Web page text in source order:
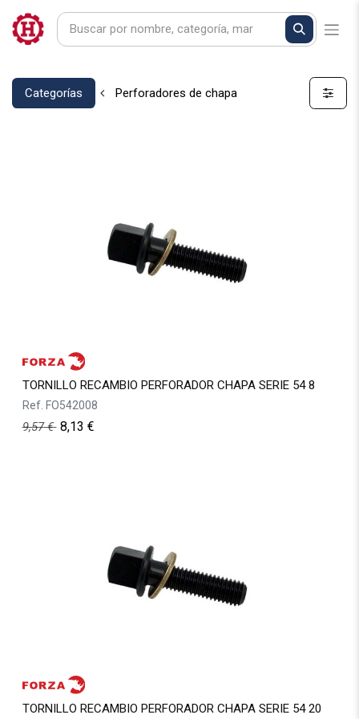
Categorías Perforadores de chapa
TORNILLO RECAMBIO PERFORADOR CHAPA SERIE 54 8
Ref. FO542008
9,57€ 8,13 €
TORNILLO RECAMBIO PERFORADOR CHAPA SERIE 54 20